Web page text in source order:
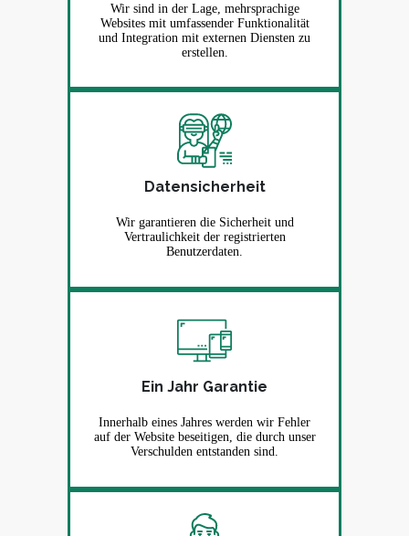
Wir sind in der Lage, mehrsprachige
Websites mit umfassender Funktionalität
und Integration mit externen Diensten zu
erstellen.
Datensicherheit
Wir garantieren die Sicherheit und
Vertraulichkeit der registrierten
Benutzerdaten.
Ein Jahr Garantie
Innerhalb eines Jahres werden wir Fehler
auf der Website beseitigen, die durch unser
Verschulden entstanden sind.